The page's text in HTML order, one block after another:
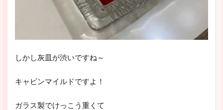
しかし灰皿が渋いですね～
キャビンマイルドですよ！
ガラス製でけっこう重くて